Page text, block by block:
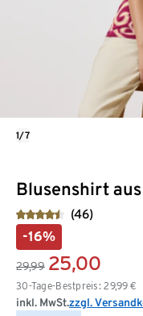
Blusenshirt
(46)
-16%
29,99 25,00
30-Tage-Bestpreis: 29,99 €
inkl. MwSt.zzgl.
1/7